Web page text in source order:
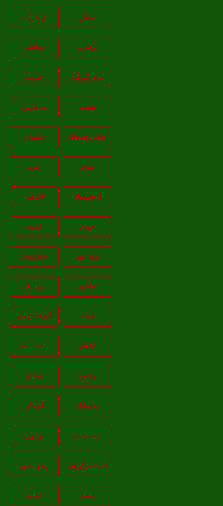
سنگر واجارگاه
توتکابن سیاهکل
طاهرگوراب جیرنده
شفت شاندرمن
چاف و چمخاله شلمان
ضیابر چوبر
کوچصفهان اطاقور
حویق کومله
تولم شهر خشکبیجار
کیاشهر پیربازار
خمام گوراب زرمیخ
دیلمان لشت نشا
رانکوه لوشان
رحیم‌آباد لولمان
رستم‌آباد لوندویل
احمدسرگوراب رضوانشهر
لیسار اسالم